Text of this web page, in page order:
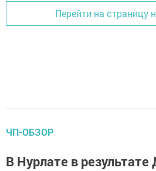
Перейти на страницу
ЧП-ОБЗОР
В Нурлате в